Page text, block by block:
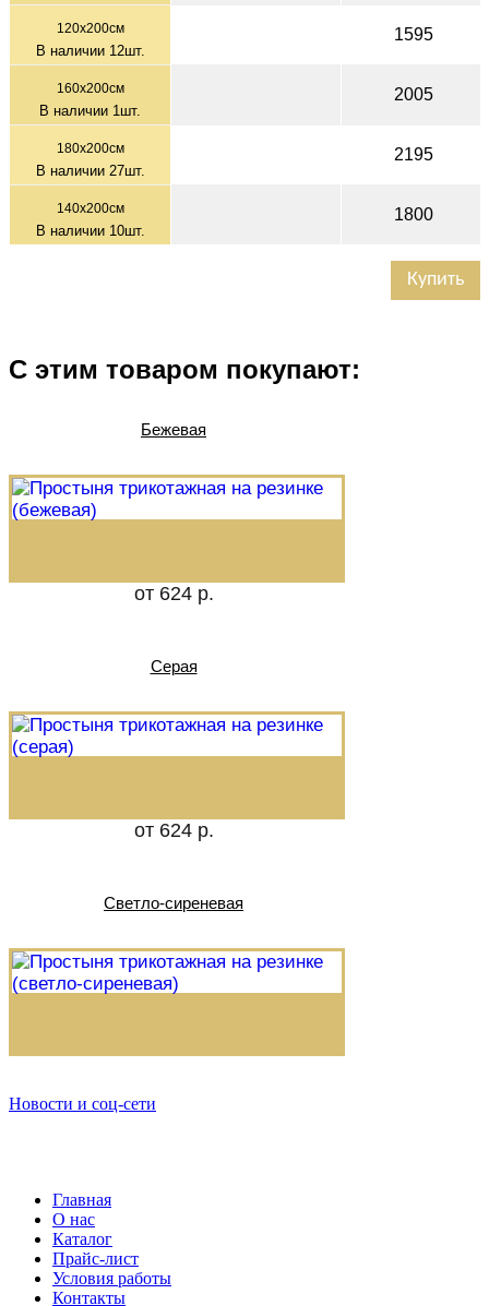
120x200см
В наличии 12шт.
1595
160х200см
В наличии 1 шт.
2005
180х200см
В наличии 27шт.
2195
140x200см
В наличии 10шт.
1800
Купить
С этим товаром покупают:
Бежевая
от 624 р.
Серая
от 624 р.
Светло-сиреневая
Новости и соц-сети
Главная
О нас
Каталог
Прайс-лист
Условия работы
Контакты